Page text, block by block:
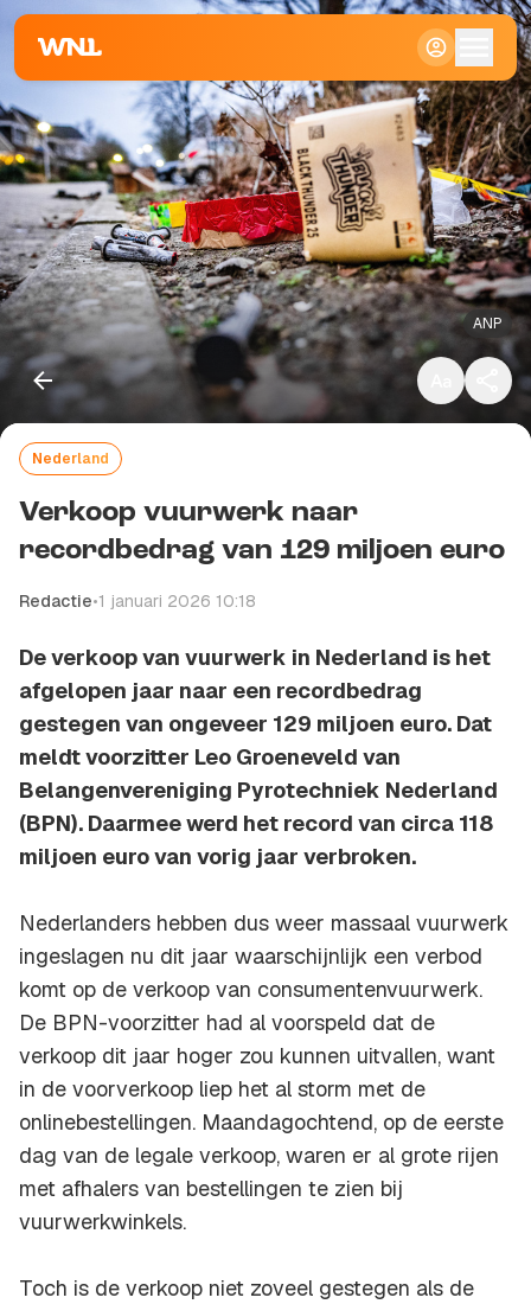
ANP
Klein
Standaard
Groot
Nederland
Verkoop vuurwerk naar
recordbedrag van 129 miljoen euro
Redactie•1 januari 2026 10:18
De verkoop van vuurwerk in Nederland is het
afgelopen jaar naar een recordbedrag
gestegen van ongeveer 129 miljoen euro. Dat
meldt voorzitter Leo Groeneveld van
Belangenvereniging Pyrotechniek Nederland
(BPN). Daarmee werd het record van circa 118
miljoen euro van vorig jaar verbroken.
Nederlanders hebben dus weer massaal vuurwerk
ingeslagen nu dit jaar waarschijnlijk een verbod
komt op de verkoop van consumentenvuurwerk.
De BPN-voorzitter had al voorspeld dat de
verkoop dit jaar hoger zou kunnen uitvallen, want
in de voorverkoop liep het al storm met de
onlinebestellingen. Maandagochtend, op de eerste
dag van de legale verkoop, waren er al grote rijen
met afhalers van bestellingen te zien bij
vuurwerkwinkels.
Toch is de verkoop niet zoveel gestegen als de